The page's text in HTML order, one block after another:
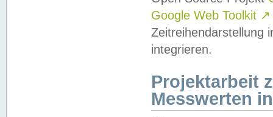
Google Web Toolkit ↗
Zeitreihendarstellung
integrieren.
Projektarbeit
Messwerten